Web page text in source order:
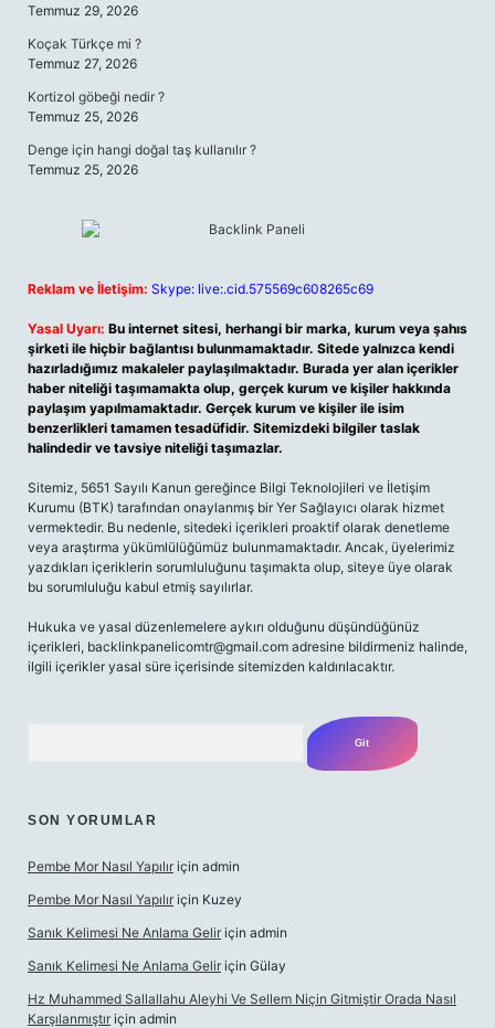
Temmuz 29, 2026
Koçak Türkçe mi ?
Temmuz 27, 2026
Kortizol göbeği nedir ?
Temmuz 25, 2026
Denge için hangi doğal taş kullanılır ?
Temmuz 25, 2026
Reklam ve İletişim: Skype: live:.cid.575569c608265c69
Yasal Uyarı: Bu internet sitesi, herhangi bir marka, kurum veya şahıs
şirketi ile hiçbir bağlantısı bulunmamaktadır. Sitede yalnızca kendi
hazırladığımız makaleler paylaşılmaktadır. Burada yer alan içerikler
haber niteliği taşımamakta olup, gerçek kurum ve kişiler hakkında
paylaşım yapılmamaktadır. Gerçek kurum ve kişiler ile isim
benzerlikleri tamamen tesadüfidir. Sitemizdeki bilgiler taslak
halindedir ve tavsiye niteliği taşımazlar.
Sitemiz, 5651 Sayılı Kanun gereğince Bilgi Teknolojileri ve İletişim
Kurumu (BTK) tarafından onaylanmış bir Yer Sağlayıcı olarak hizmet
vermektedir. Bu nedenle, sitedeki içerikleri proaktif olarak denetleme
veya araştırma yükümlülüğümüz bulunmamaktadır. Ancak, üyelerimiz
yazdıkları içeriklerin sorumluluğunu taşımakta olup, siteye üye olarak
bu sorumluluğu kabul etmiş sayılırlar.
Hukuka ve yasal düzenlemelere aykırı olduğunu düşündüğünüz
içerikleri, backlinkpanelicomtr@gmail.com adresine bildirmeniz halinde,
ilgili içerikler yasal süre içerisinde sitemizden kaldırılacaktır.
SON YORUMLAR
Pembe Mor Nasıl Yapılır için admin
Pembe Mor Nasıl Yapılır için Kuzey
Sanık Kelimesi Ne Anlama Gelir için admin
Sanık Kelimesi Ne Anlama Gelir için Gülay
Hz Muhammed Sallallahu Aleyhi Ve Sellem Niçin Gitmiştir Orada Nasıl
Karşılanmıştır için admin